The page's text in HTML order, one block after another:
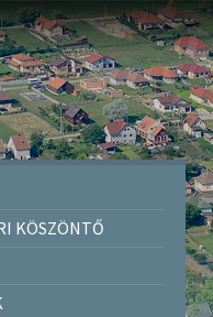
KÖSZÖNTŐ